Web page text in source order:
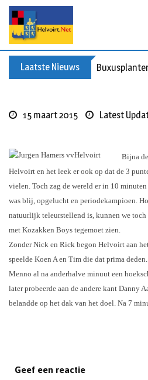
p
Laatste Nieuws
15 maart 2015 Latest
Bijna
Helvoirt en het leek er ook op dat de 3
vielen. Toch zag de wereld er in 10
was blij, opgelucht en periodekampioen.
natuurlijk teleurstellend is, kunnen we
met Kozakken Boys tegemoet zien.
Zonder Nick en Rick begon Helvoirt aan
speelde Koen A en Tim die dat prima
Menno al na anderhalve minuut een
later probeerde aan de andere kant Danny
belandde op het dak van het doel. Na 7
Geef een reactie